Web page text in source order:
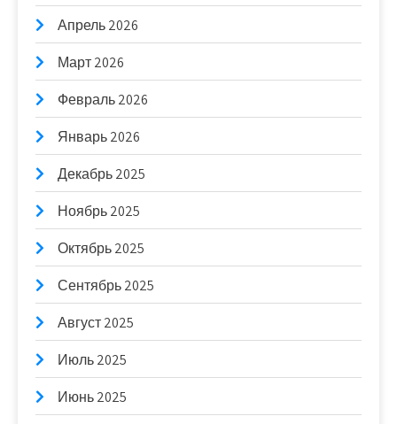
Апрель 2026
Март 2026
Февраль 2026
Январь 2026
Декабрь 2025
Ноябрь 2025
Октябрь 2025
Сентябрь 2025
Август 2025
Июль 2025
Июнь 2025